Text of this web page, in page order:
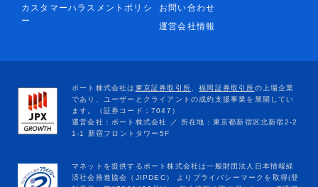
カスタマーハラスメントポリシ
ー
お問い合わせ
運営会社情報